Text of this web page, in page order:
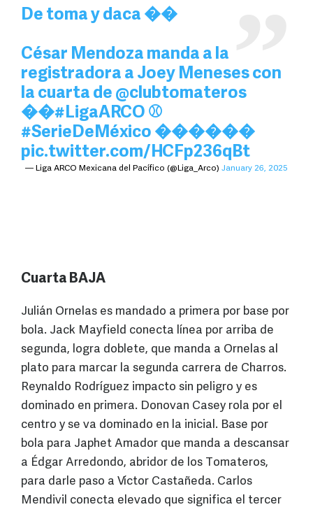
De toma y daca ��
César Mendoza manda a la
registradora a Joey Meneses con
la cuarta de @clubtomateros
��#LigaARCO ⚾
#SerieDeMéxico ������
pic.twitter.com/HCFp236qBt
— Liga ARCO Mexicana del Pacífico (@Liga_Arco) January 26, 2025
Cuarta BAJA
Julián Ornelas es mandado a primera por base por
bola. Jack Mayfield conecta línea por arriba de
segunda, logra doblete, que manda a Ornelas al
plato para marcar la segunda carrera de Charros.
Reynaldo Rodríguez impacto sin peligro y es
dominado en primera. Donovan Casey rola por el
centro y se va dominado en la inicial. Base por
bola para Japhet Amador que manda a descansar
a Édgar Arredondo, abridor de los Tomateros,
para darle paso a Víctor Castañeda. Carlos
Mendivil conecta elevado que significa el tercer